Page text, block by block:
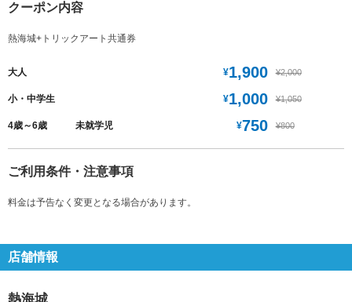
クーポン内容
熱海城+トリックアート共通券
大人 ¥1,900 ¥2,000
小・中学生 ¥1,000 ¥1,050
4歳～6歳 未就学児 ¥750 ¥800
ご利用条件・注意事項
料金は予告なく変更となる場合があります。
店舗情報